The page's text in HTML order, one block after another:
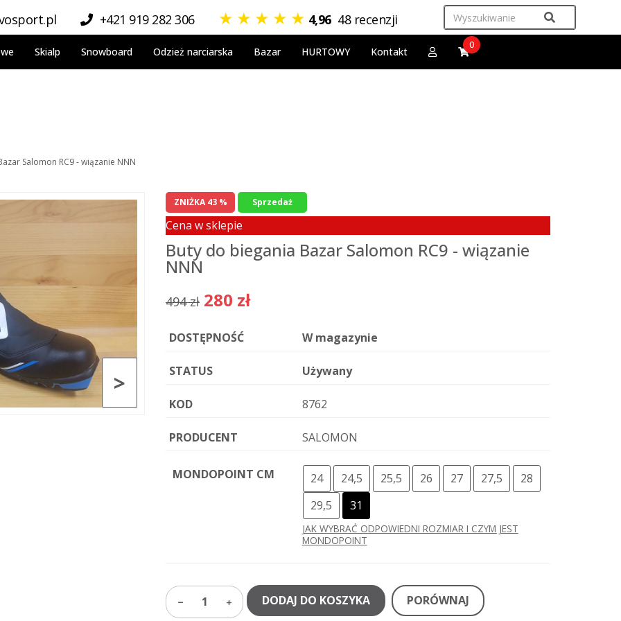
+421 919 282 306 ★ ★ ★ ★ ★ 4,96 48 recenzji
Skialp Snowboard Odzież narciarska Bazar HURTOWY Kontakt
0
Salomon RC9 - wiązanie NNN
>
ZNIŻKA 43 % Sprzedaż
Cena w sklepie
Buty do biegania Bazar Salomon RC9 - wiązanie
NNN
494 zł 280 zł
DOSTĘPNOŚĆ W magazynie
STATUS Używany
KOD 8762
PRODUCENT SALOMON
MONDOPOINT CM 24 24,5 25,5 26 27 27,5
28
29,5
31
JAK WYBRAĆ ODPOWIEDNI ROZMIAR I CZYM JEST
MONDOPOINT
1 DODAJ DO KOSZYKA PORÓWNAJ